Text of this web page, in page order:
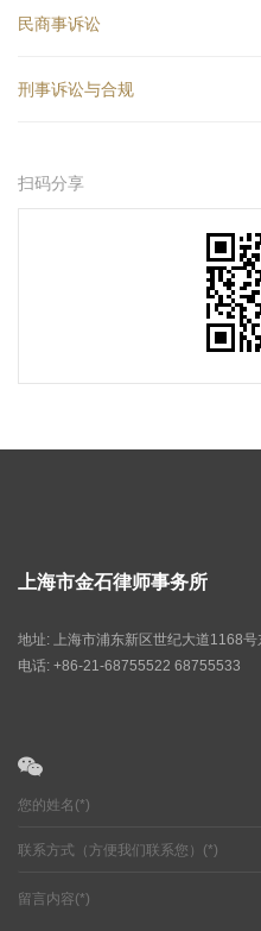
民商事诉讼
刑事诉讼与合规
扫码分享
上海市金石律师事务所
地址: 上海市浦东新区世纪大道1168
电话: +86-21-68755522 68755533